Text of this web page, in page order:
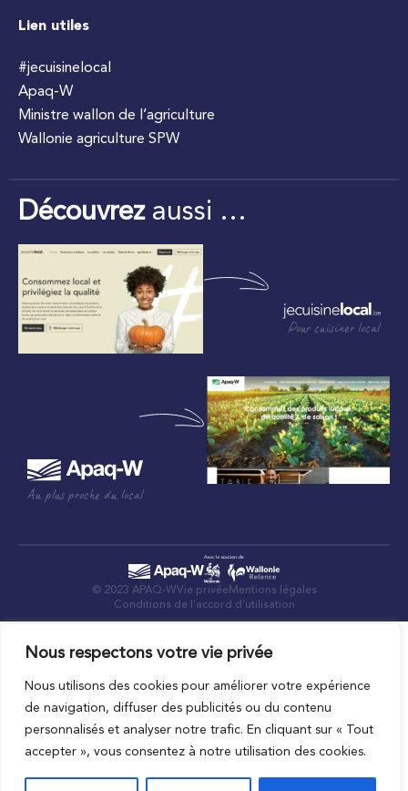
Nous respectons votre vie privée
Nous utilisons des cookies pour améliorer votre expérience
de navigation, diffuser des publicités ou du contenu
personnalisés et analyser notre trafic. En cliquant sur « Tout
accepter », vous consentez à notre utilisation des cookies.
Lien utiles
#jecuisinelocal
Apaq-W
Ministre wallon de l’agriculture
Wallonie agriculture SPW
Découvrezaussi …
Pour cuisiner local
Au plus proche du local
© 2023 APAQ-WVie privée Mentions légales
Conditions de l’accord d’utilisation